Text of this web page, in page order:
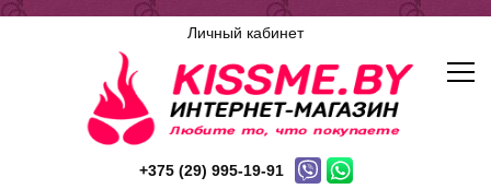
Личный кабинет
+375 (29) 995-19-91